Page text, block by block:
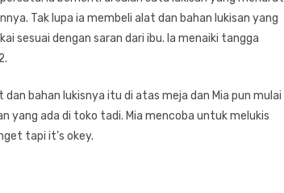
Tak lupa ia membeli alat dan bahan lukisan yang
sesuai dengan saran dari ibu. Ia menaiki tangga
bahan lukisnya itu di atas meja dan Mia pun mulai
yang ada di toko tadi. Mia mencoba untuk melukis
tapi it’s okey.